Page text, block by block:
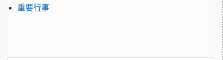
重要行事